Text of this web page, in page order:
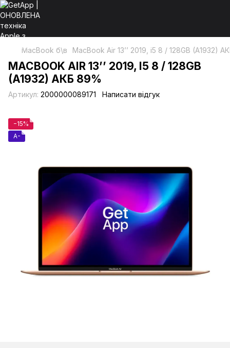
MacBook б\в MacBook Air 13’’ 2019, i5 8 / 128GB (A1932)
MACBOOK AIR 13’’ 2019, I5 8 / 128GB
(A1932) АКБ 89%
Артикул: 2000000089171 Написати відгук
−15%
A-